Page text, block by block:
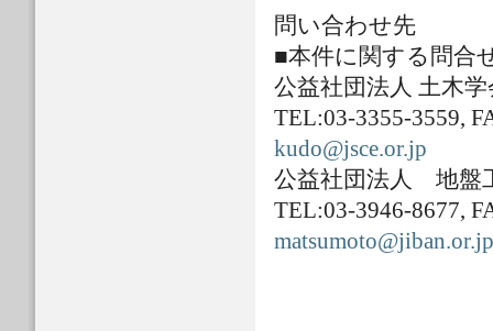
問い合わせ先
■本件に関する問合
公益社団法人 土
TEL:03-3355-3559,
kudo@jsce.or.jp
公益社団法人 地
TEL:03-3946-8677,
matsumoto@jiban.or.jp